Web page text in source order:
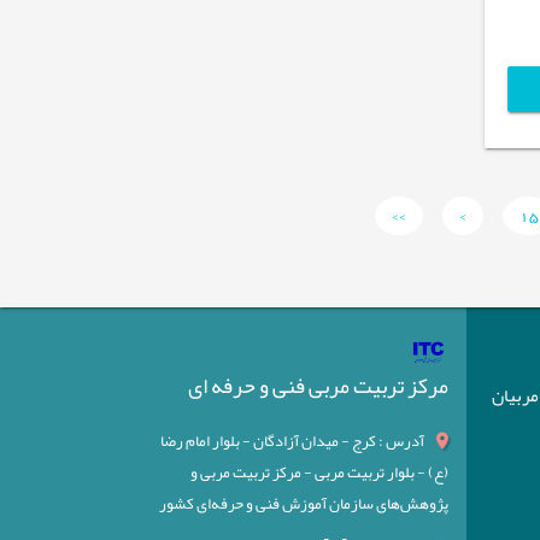
15
>
>>
مربیان
مرکز تربیت مربی فنی و حرفه ای
آدرس : کرج - میدان آزادگان - بلوار امام رضا
(ع) - بلوار تربیت مربی - مرکز تربیت مربی و
پژوهش‌های سازمان آموزش فنی و حرفه‌ای کشور